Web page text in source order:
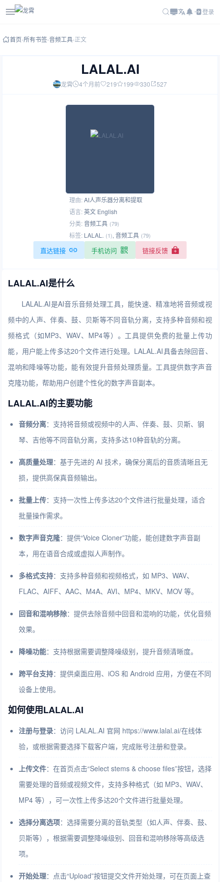
登录
首页-所有书签-音频工具-正文
LALAL.AI
龙霄 4个月前 219 199 330 527
理由:AI人声乐器分离和提取
语言:英文 English
分类:音频工具 (79)
标签: LALAL. (1), 音频工具 (79)
直达链接 手机访问 链接反馈
LALAL.AI是什么
LALAL.AI是AI音乐音频处理工具，能快速、精准地将音频或视
频中的人声、伴奏、鼓、贝斯等不同音轨分离，支持多种音频和视
频格式（如MP3、WAV、MP4等）。工具提供免费的批量上传功
能，用户能上传多达20个文件进行处理。LALAL.AI具备去除回音、
混响和降噪等功能，能有效提升音频处理质量。工具提供数字声音
克隆功能，帮助用户创建个性化的数字声音副本。
LALAL.AI的主要功能
音频分离：支持将音频或视频中的人声、伴奏、鼓、贝斯、钢
琴、吉他等不同音轨分离，支持多达10种音轨的分离。
高质量处理：基于先进的 AI 技术，确保分离后的音质清晰且无
损，提供高保真音频输出。
批量上传：支持一次性上传多达20个文件进行批量处理，适合
批量操作需求。
数字声音克隆：提供“Voice Cloner”功能，能创建数字声音副
本，用在语音合成或虚拟人声制作。
多格式支持：支持多种音频和视频格式，如 MP3、WAV、
FLAC、AIFF、AAC、M4A、AVI、MP4、MKV、MOV 等。
回音和混响移除：提供去除音频中回音和混响的功能，优化音频
效果。
降噪功能：支持根据需要调整降噪级别，提升音频清晰度。
跨平台支持：提供桌面应用、iOS 和 Android 应用，方便在不同
设备上使用。
如何使用LALAL.AI
注册与登录：访问 LALAL.AI 官网 https://www.lalal.ai/在线体
验，或根据需要选择下载客户端，完成账号注册和登录。
上传文件：在首页点击“Select stems & choose files”按钮，选择
需要处理的音频或视频文件，支持多种格式（如 MP3、WAV、
MP4 等），可一次性上传多达20个文件进行批量处理。
选择分离选项：选择需要分离的音轨类型（如人声、伴奏、鼓、
贝斯等），根据需要调整降噪级别、回音和混响移除等高级选
项。
开始处理：点击“Upload”按钮提交文件开始处理，可在页面上查